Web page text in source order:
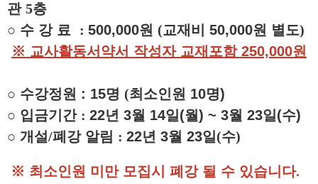
관 5층
○ 수 강 료 : 500,000원 (교재비 50,000원 별도)
※ 교사활동서약서 작성자 교재포함 250,000원
○ 수강정원 : 15명 (최소인원 10명)
○ 입금기간 : 22년 3월 14일 (월) ~ 3월 23일(수)
○ 개설/폐강 알림 : 22년 3월 23일 (수)
※ 최소인원 미만 모집시 폐강 될 수 있습니다.